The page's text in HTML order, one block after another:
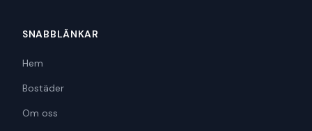
SNABBLÄNKAR
Hem
Bostäder
Om oss